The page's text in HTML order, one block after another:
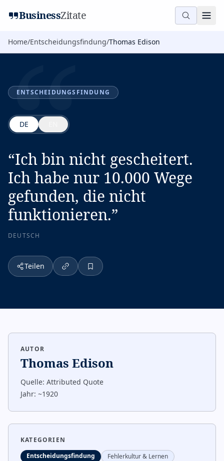
BusinessZitate
Home/Entscheidungsfindung/Thomas Edison
“
ENTSCHEIDUNGSFINDUNG
DE
“Ich bin nicht gescheitert.
Ich habe nur 10.000 Wege
gefunden, die nicht
funktionieren.”
DEUTSCH
Teilen
AUTOR
Thomas Edison
Quelle: Attributed Quote
Jahr: ~1920
KATEGORIEN
Entscheidungsfindung
Fehlerkultur & Lernen